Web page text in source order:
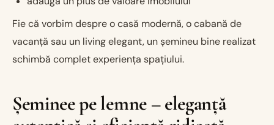
Fie că vorbim despre o casă modernă, o cabană de
vacanță sau un living elegant, un șemineu bine realizat
schimbă complet experiența spațiului.
Șeminee pe lemne – eleganță